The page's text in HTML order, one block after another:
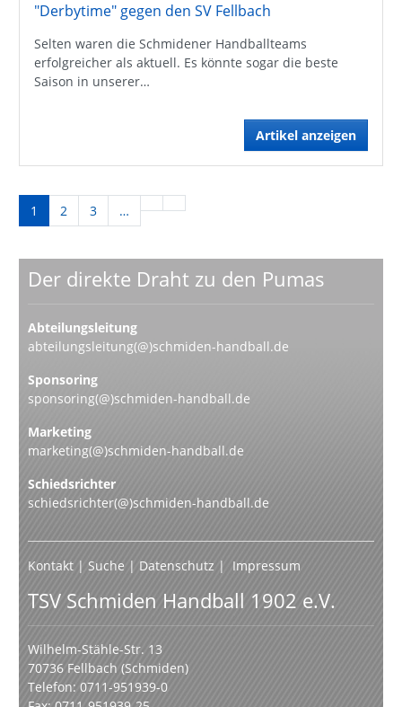
"Derbytime" gegen den SV Fellbach
Selten waren die Schmidener Handballteams
erfolgreicher als aktuell. Es könnte sogar die beste
Saison in unserer…
Artikel anzeigen
1 2 3 …
Der direkte Draht zu den Pumas
Abteilungsleitung
abteilungsleitung(@)schmiden-handball.de
Sponsoring
sponsoring(@)schmiden-handball.de
Marketing
marketing(@)schmiden-handball.de
Schiedsrichter
schiedsrichter(@)schmiden-handball.de
Kontakt | Suche | Datenschutz | Impressum
TSV Schmiden Handball 1902 e.V.
Wilhelm-Stähle-Str. 13
70736 Fellbach (Schmiden)
Telefon: 0711-951939-0